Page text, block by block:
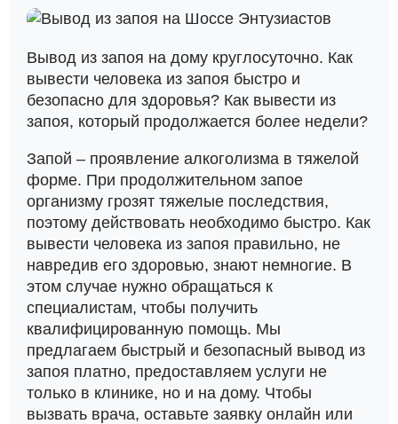
Вывод из запоя на дому круглосуточно. Как
вывести человека из запоя быстро и
безопасно для здоровья? Как вывести из
запоя, который продолжается более недели?
Запой – проявление алкоголизма в тяжелой
форме. При продолжительном запое
организму грозят тяжелые последствия,
поэтому действовать необходимо быстро. Как
вывести человека из запоя правильно, не
навредив его здоровью, знают немногие. В
этом случае нужно обращаться к
специалистам, чтобы получить
квалифицированную помощь. Мы
предлагаем быстрый и безопасный вывод из
запоя платно, предоставляем услуги не
только в клинике, но и на дому. Чтобы
вызвать врача, оставьте заявку онлайн или